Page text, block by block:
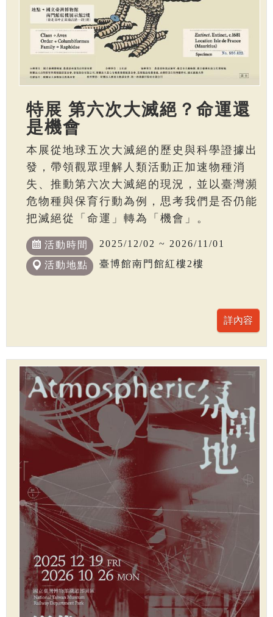
特展 第六次大滅絕？命運還
是機會
本展從地球五次大滅絕的歷史與科學證據出
發，帶領觀眾理解人類活動正加速物種消
失、推動第六次大滅絕的現況，並以臺灣瀕
危物種與保育行動為例，思考我們是否仍能
把滅絕從「命運」轉為「機會」。
活動時間 2025/12/02 ~ 2026/11/01
活動地點 臺博館南門館紅樓2樓